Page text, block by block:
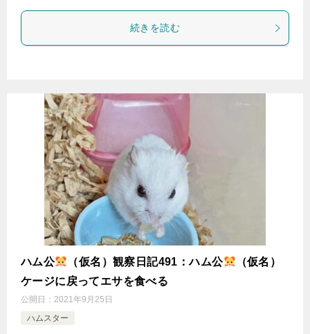
続きを読む
ハム公 （仮名）観察日記491：ハム公
（仮名）
ケージに戻ってエサを食べる
公開日： 2021年9月25日
ハムスター